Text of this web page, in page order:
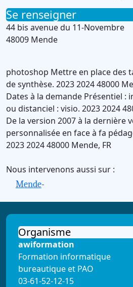
Se renseigner
44 bis avenue du 11-Novembre
48009 Mende
photoshop Mettre en place des
de synthèse. 2023202448000
Dates à la demande Présentiel :
ou distanciel : visio. 20232024
De la version 2007 à la dernière
personnalisée en face à fa
2023202448000 Mende, FR
Nous intervenons aussi sur :
Mende-
Organisme
awiformation
Formation informatique
bureautique et PAO
03-61-52-12-15